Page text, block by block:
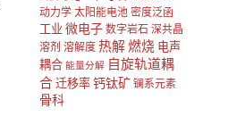
动力学 太阳能电池 密度泛函
工业 微电子 数字岩石 深共晶
溶剂 溶解度 热解燃烧 电声
耦合 能量分解 自旋轨道耦
合迁移率钙钛矿 镧系元素
骨科